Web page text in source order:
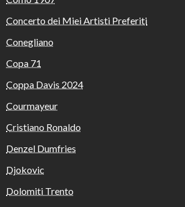
Concerto dei Miei Artisti Preferiti
Conegliano
Copa 71
Coppa Davis 2024
Courmayeur
Cristiano Ronaldo
Denzel Dumfries
Djokovic
Dolomiti Trento